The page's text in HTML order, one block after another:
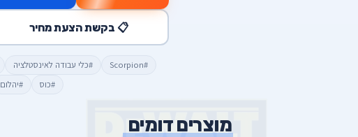
📋 בקשת הצעת מחיר
#Scorpion #כלי עבודה לאינסטלציה
#כוס
#יהלום
מוצרים דומים